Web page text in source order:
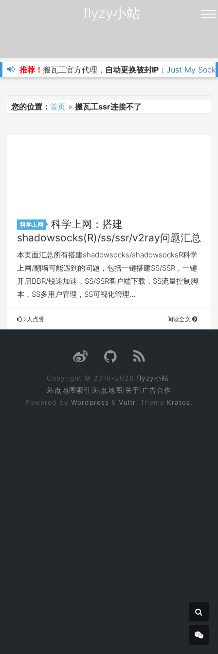
flyzy小站
推荐！ 搬瓦工官方代理， 自动更换被封IP ： Just My
您的位置： 首页 » 搬瓦工ssr连接不了
科学上网
科学上网：搭建
shadowsocks(R)/ss/ssr/v2ray问题汇总
本页面汇总所有搭建shadowsocks/shadowsocksR科学
上网/翻墙可能遇到的问题，包括一键搭建SS/SSR，一键
开启BBR/锐速加速，SS/SSR客户端下载，SS流量控制脚
本，SS多用户管理，SS可视化管理…
2人点赞 阅读全文
Copyright © 2016-2026 flyzy小站
站点地图索引 站点地图 关于 广告合作
Powered by Wordpress & Vultr . Theme Kratos.